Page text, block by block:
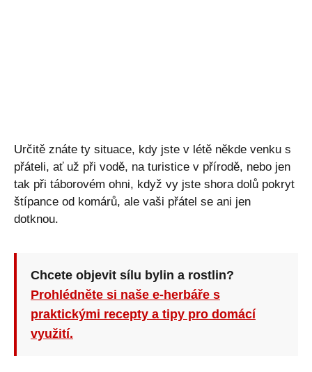
Určitě znáte ty situace, kdy jste v létě někde venku s
přáteli, ať už při vodě, na turistice v přírodě, nebo jen
tak při táborovém ohni, když vy jste shora dolů pokryt
štípance od komárů, ale vaši přátel se ani jen
dotknou.
Chcete objevit sílu bylin a rostlin?
Prohlédněte si naše e-herbáře s
praktickými recepty a tipy pro domácí
využití.